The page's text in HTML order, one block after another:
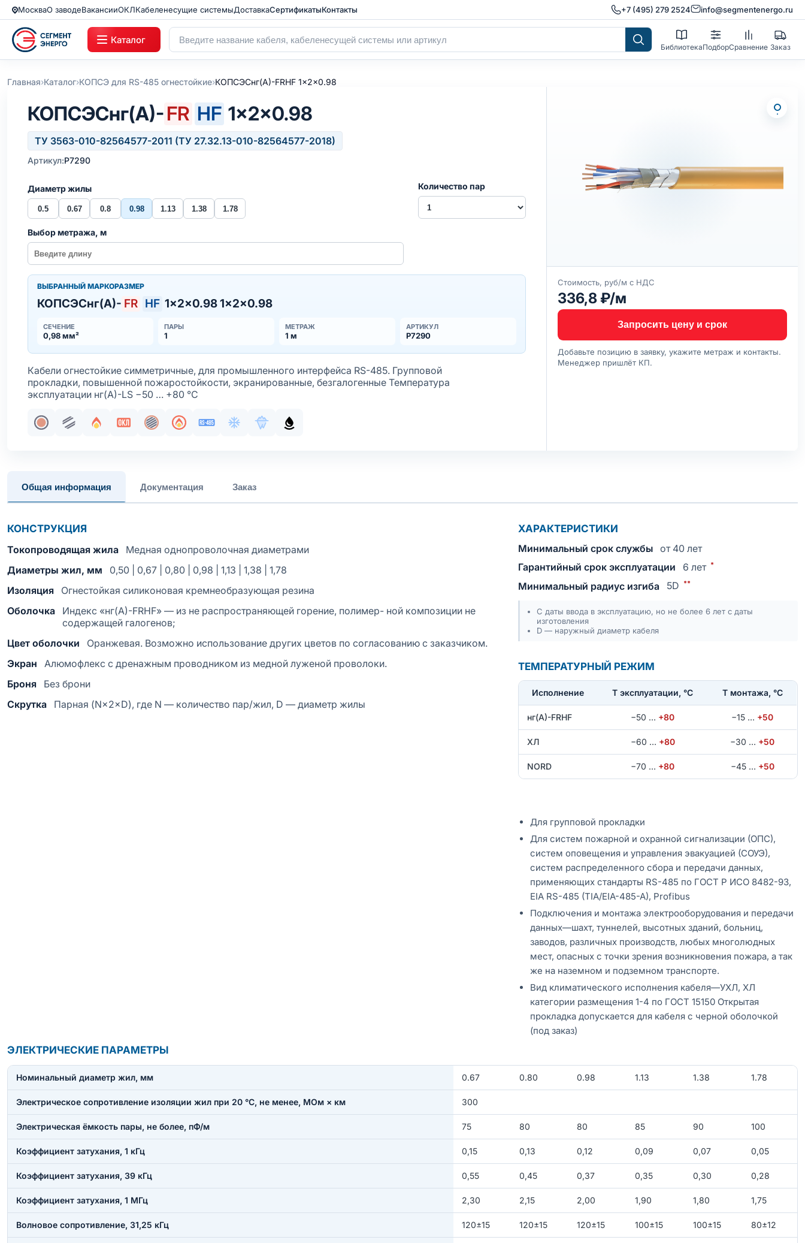
МоскваО заводеВакансииОКЛКабеленесущие системыДоставкаСертификатыКонтакты +7 (495) 279 2524 info@segmentenergo.ru
Каталог
БиблиотекаПодборСравнение Заказ
Главная›Каталог›КОПСЭ для RS-485 огнестойкие›КОПСЭСнг(А)-FRHF 1x2x0.98
КОПСЭСнг(А)-FR HF 1×2×0.98
ТУ 3563-010-82564577-2011 (ТУ 27.32.13-010-82564577-2018)
Артикул:Р7290
Стоимость, руб/м с НДС
336,8 ₽/м
Запросить цену и срок
Добавьте позицию в заявку, укажите метраж и контакты.
Менеджер пришлёт КП.
Диаметр жилы
0.5 0.67 0.8 0.98 1.13 1.38 1.78
Количество пар
Выбор метража, м
ВЫБРАННЫЙ МАРКОРАЗМЕР
КОПСЭСнг(А)- FR HF 1×2×0.98 1×2×0.98
СЕЧЕНИЕ
0,98 мм²
ПАРЫ
1
МЕТРАЖ
1 м
АРТИКУЛ
Р7290
Кабели огнестойкие симметричные, для промышленного интерфейса RS-485. Групповой
прокладки, повышенной пожаростойкости, экранированные, безгалогенные Температура
эксплуатации нг(А)-LS −50 … +80 °С
Жила медная однопроволочная
Парная скрутка
Огнестойкость
Сертификация в составе ОКЛ
Общий экран
Пожаробезопасность
Интерфейс RS-485
Хладостойкое исполнение оболочки
Морозостойкое исполнение оболочки
Маслобензостойкое исполнение оболочки
Общая информация Документация Заказ
КОНСТРУКЦИЯ
Токопроводящая жила
Медная однопроволочная диаметрами
Диаметры жил, мм
0,50 | 0,67 | 0,80 | 0,98 | 1,13 | 1,38 | 1,78
Изоляция
Огнестойкая силиконовая кремнеобразующая резина
Оболочка
Индекс «нг(А)-FRHF» — из не распространяющей горение, полимер- ной композиции не
содержащей галогенов;
Цвет оболочки
Оранжевая. Возможно использование других цветов по согласованию с заказчиком.
Экран
Алюмофлекс с дренажным проводником из медной луженой проволоки.
Броня
Без брони
Скрутка
Парная (N×2×D), где N — количество пар/жил, D — диаметр жилы
ХАРАКТЕРИСТИКИ
Минимальный срок службы
от 40 лет
Гарантийный срок эксплуатации
6 лет *
Минимальный радиус изгиба 5D **
С даты ввода в эксплуатацию, но не более 6 лет с даты
изготовления
D — наружный диаметр кабеля
ТЕМПЕРАТУРНЫЙ РЕЖИМ
Исполнение T эксплуатации, °С Т монтажа, °С
нг(А)-FRHF −50 … +80 −15 … +50
ХЛ −60 … +80 −30 … +50
NORD −70 … +80 −45 … +50
Для групповой прокладки
Для систем пожарной и охранной сигнализации (ОПС),
систем оповещения и управления эвакуацией (СОУЭ),
систем распределенного сбора и передачи данных,
применяющих стандарты RS-485 по ГОСТ Р ИСО 8482-93,
EIA RS-485 (TIA/EIA-485-A), Profibus
Подключения и монтажа электрооборудования и передачи
данных—шахт, туннелей, высотных зданий, больниц,
заводов, различных производств, любых многолюдных
мест, опасных с точки зрения возникновения пожара, а так
же на наземном и подземном транспорте.
Вид климатического исполнения кабеля—УХЛ, ХЛ
категории размещения 1-4 по ГОСТ 15150 Открытая
прокладка допускается для кабеля с черной оболочкой
(под заказ)
ЭЛЕКТРИЧЕСКИЕ ПАРАМЕТРЫ
Номинальный диаметр жил, мм 0.67 0.80 0.98 1.13 1.38 1.78
Электрическое сопротивление изоляции жил при 20 °C, не менее, МОм × км 300
Электрическая ёмкость пары, не более, пФ/м 75 80 80 85 90 100
Коэффициент затухания, 1 кГц 0,15 0,13 0,12 0,09 0,07 0,05
Коэффициент затухания, 39 кГц 0,55 0,45 0,37 0,35 0,30 0,28
Коэффициент затухания, 1 МГц 2,30 2,15 2,00 1,90 1,80 1,75
Волновое сопротивление, 31,25 кГц 120±15 120±15 120±15 100±15 100±15 80±12